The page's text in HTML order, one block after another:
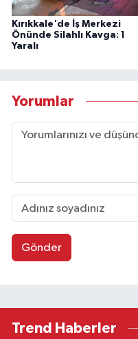
Kırıkkale'de İş Merkezi
Önünde Silahlı Kavga: 1
Yaralı
Yorumlar
Gönder
Trend Haberler